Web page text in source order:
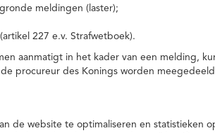
meldingen (laster);
227 e.v. Strafwetboek).
aanmatigt in het kader van een melding,
procureur des Konings worden
de website te optimaliseren en statistieken